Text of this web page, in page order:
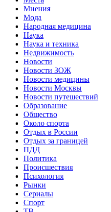
Мнения
Мода
Народная медицина
Наука
Наука и техника
Недвижимость
Новости
Новости ЗОЖ
Новости медицины
Новости Москвы
Новости путешествий
Образование
Общество
Около спорта
Отдых в России
Отдых за границей
ПДД
Политика
Происшествия
Психология
Рынки
Сериалы
Спорт